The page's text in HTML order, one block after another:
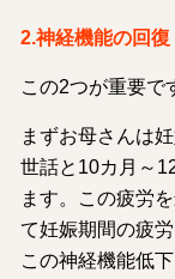
2.神経機能の回復
この2つが重要で
まずお母さんは
世話と10カ月～
ます。この疲労
て妊娠期間の疲
この神経機能低